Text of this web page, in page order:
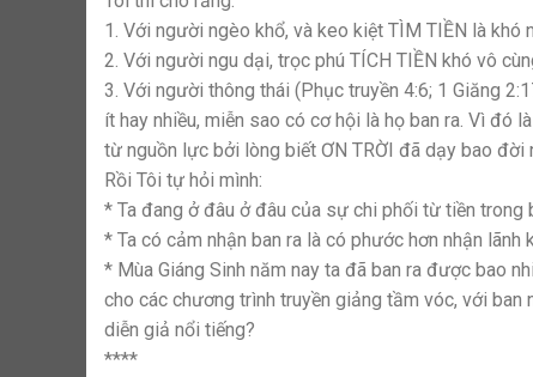
1. Với người ngèo khổ, và keo kiệt TÌM TIỀN là
2. Với người ngu dại, trọc phú TÍCH TIỀN khó vô
3. Với người thông thái (Phục truyền 4:6; 1 Giăng
ít hay nhiều, miễn sao có cơ hội là họ ban ra. Vì đó
từ nguồn lực bởi lòng biết ƠN TRỜI đã dạy bao đời
Rồi Tôi tự hỏi mình:
* Ta đang ở đâu ở đâu của sự chi phối từ tiền trong
* Ta có cảm nhận ban ra là có phước hơn nhận lãnh
* Mùa Giáng Sinh năm nay ta đã ban ra được bao
cho các chương trình truyền giảng tầm vóc, với
diễn giả nổi tiếng?
****